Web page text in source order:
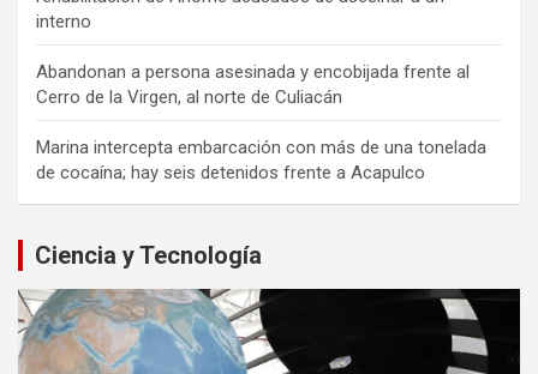
interno
Abandonan a persona asesinada y encobijada frente al
Cerro de la Virgen, al norte de Culiacán
Marina intercepta embarcación con más de una tonelada
de cocaína; hay seis detenidos frente a Acapulco
Ciencia y Tecnología